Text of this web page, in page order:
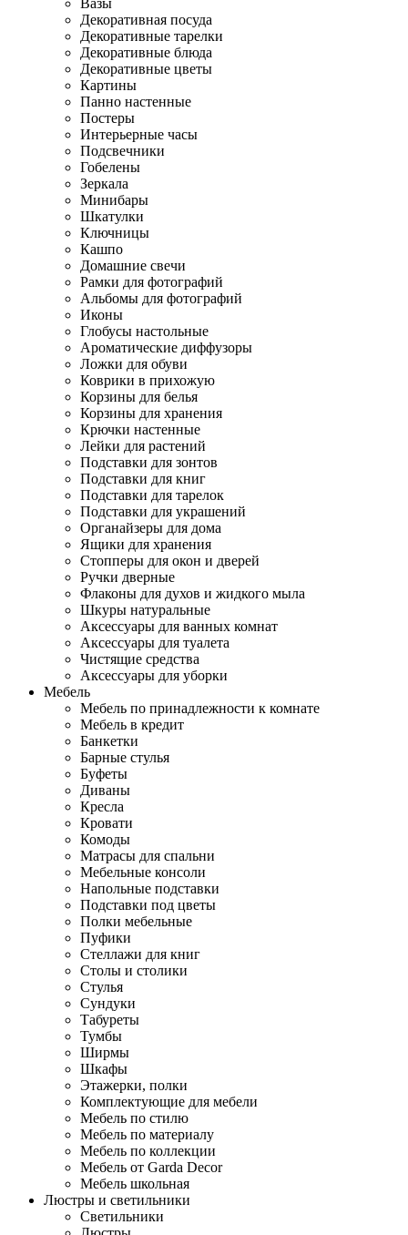
Вазы
Декоративная посуда
Декоративные тарелки
Декоративные блюда
Декоративные цветы
Картины
Панно настенные
Постеры
Интерьерные часы
Подсвечники
Гобелены
Зеркала
Минибары
Шкатулки
Ключницы
Кашпо
Домашние свечи
Рамки для фотографий
Альбомы для фотографий
Иконы
Глобусы настольные
Ароматические диффузоры
Ложки для обуви
Коврики в прихожую
Корзины для белья
Корзины для хранения
Крючки настенные
Лейки для растений
Подставки для зонтов
Подставки для книг
Подставки для тарелок
Подставки для украшений
Органайзеры для дома
Ящики для хранения
Стопперы для окон и дверей
Ручки дверные
Флаконы для духов и жидкого мыла
Шкуры натуральные
Аксессуары для ванных комнат
Аксессуары для туалета
Чистящие средства
Аксессуары для уборки
Мебель
Мебель по принадлежности к комнате
Мебель в кредит
Банкетки
Барные стулья
Буфеты
Диваны
Кресла
Кровати
Комоды
Матрасы для спальни
Мебельные консоли
Напольные подставки
Подставки под цветы
Полки мебельные
Пуфики
Стеллажи для книг
Столы и столики
Стулья
Сундуки
Табуреты
Тумбы
Ширмы
Шкафы
Этажерки, полки
Комплектующие для мебели
Мебель по стилю
Мебель по материалу
Мебель по коллекции
Мебель от Garda Decor
Мебель школьная
Люстры и светильники
Светильники